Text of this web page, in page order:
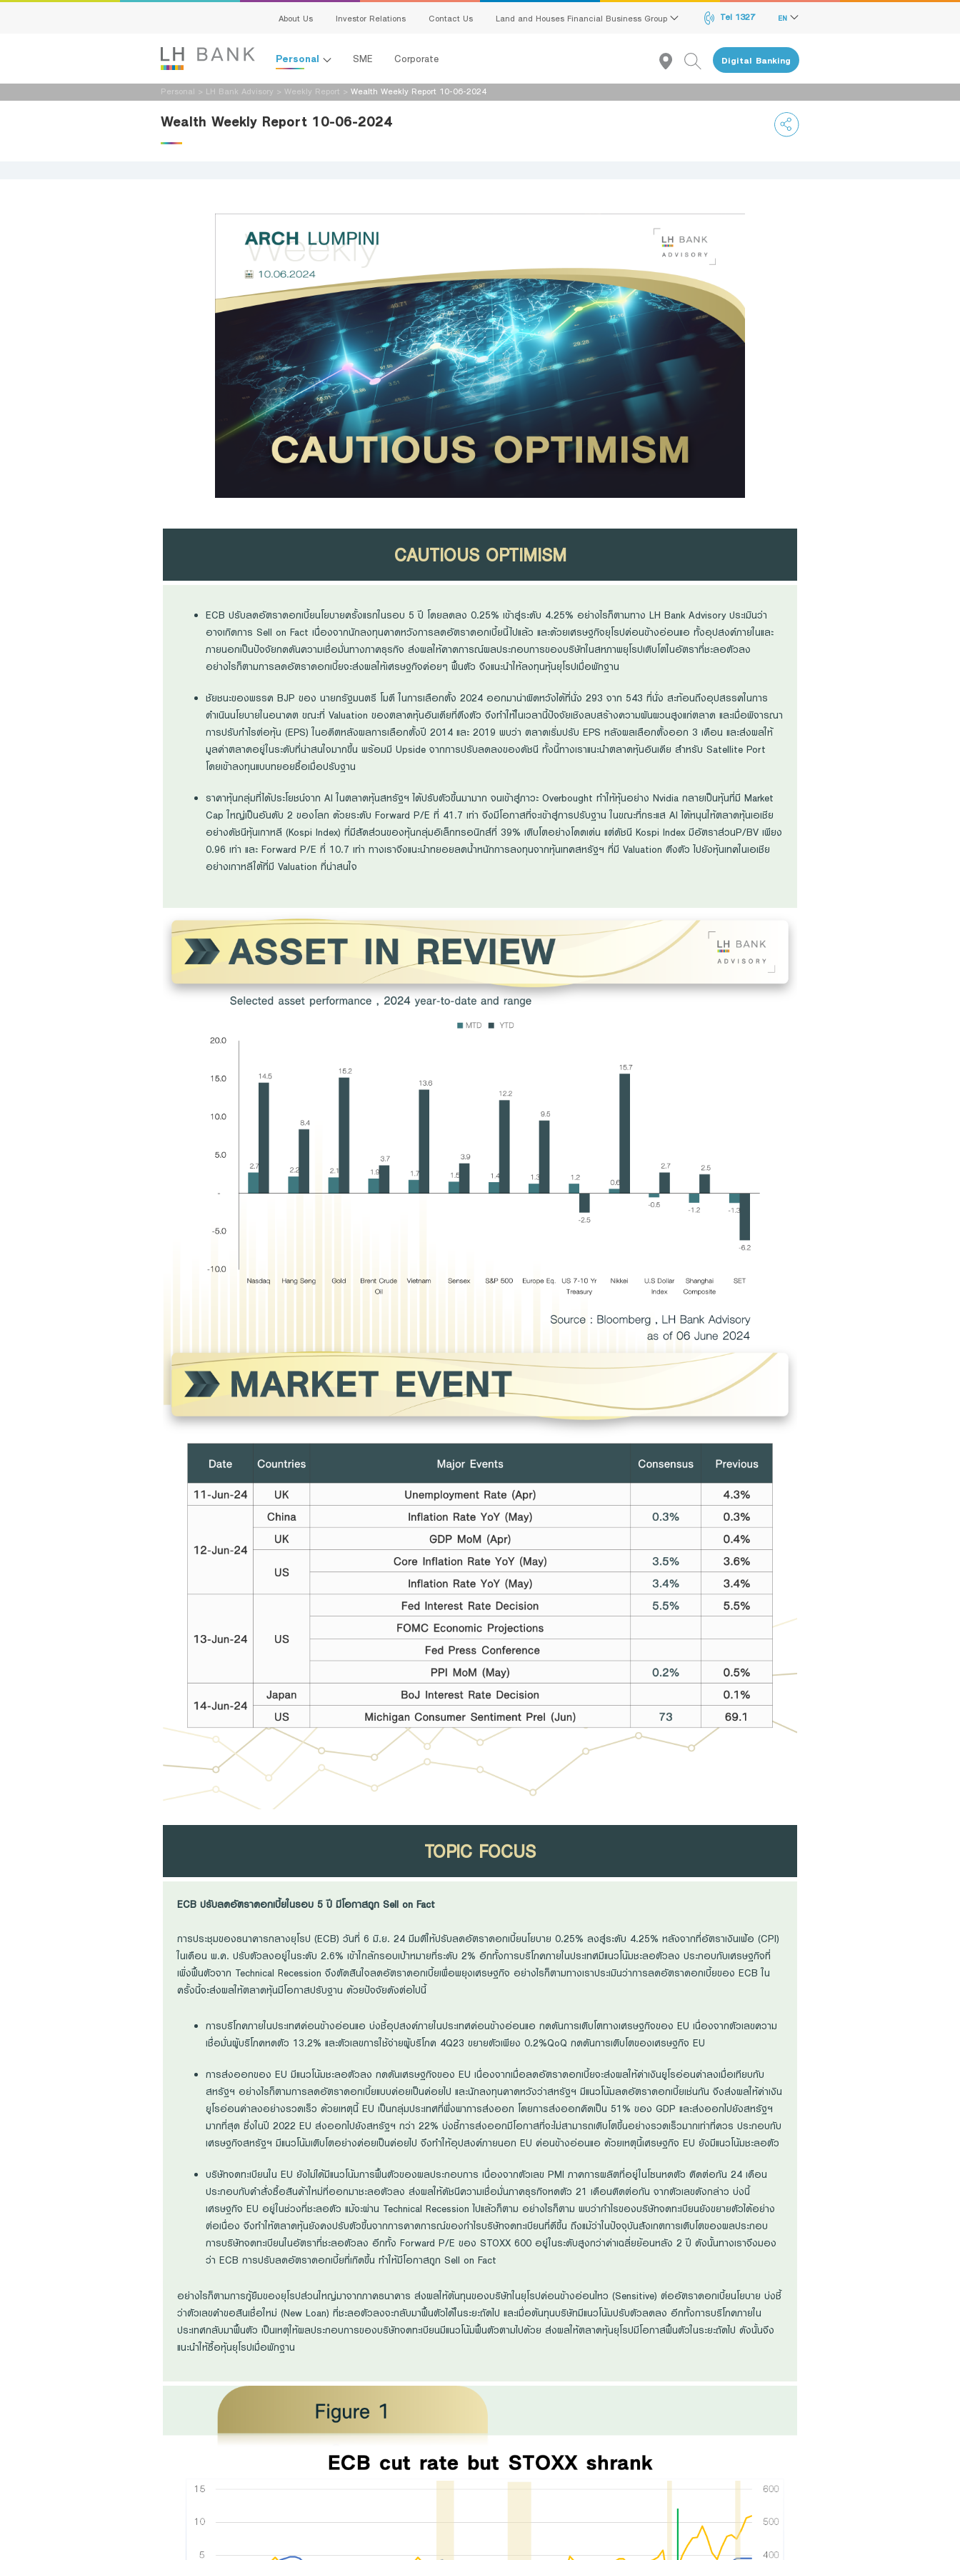
About Us Investor Relations Contact Us Land and Houses Financial Business Group Tel 1327 EN
Personal SME Corporate Digital Banking
Deposits
Services
Family Banking
Foreigners
Personal > LH Bank Advisory > Weekly Report > Wealth Weekly Report 10-06-2024
Wealth Weekly Report 10-06-2024
CAUTIOUS OPTIMISM
ECB ปรับลดอัตราดอกเบี้ยนโยบายครั้งแรกในรอบ 5 ปี โดยลดลง 0.25% เข้าสู่ระดับ 4.25% อย่างไรก็ตามทาง LH Bank Advisory ประเมินว่า
อาจเกิดการ Sell on Fact เนื่องจากนักลงทุนคาดหวังการลดอัตราดอกเบี้ยนี้ไปแล้ว และด้วยเศรษฐกิจยุโรปค่อนข้างอ่อนแอ ทั้งอุปสงค์ภายในและ
ภายนอกเป็นปัจจัยกดดันความเชื่อมั่นทางภาคธุรกิจ ส่งผลให้คาดการณ์ผลประกอบการของบริษัทในสหภาพยุโรปเติบโตในอัตราที่ชะลอตัวลง
อย่างไรก็ตามการลดอัตราดอกเบี้ยจะส่งผลให้เศรษฐกิจค่อยๆ ฟื้นตัว จึงแนะนำให้ลงทุนหุ้นยุโรปเมื่อพักฐาน
ชัยชนะของพรรค BJP ของ นายกรัฐมนตรี โมดี ในการเลือกตั้ง 2024 ออกมาน่าผิดหวังได้ที่นั่ง 293 จาก 543 ที่นั่ง สะท้อนถึงอุปสรรคในการ
ดำเนินนโยบายในอนาคต ขณะที่ Valuation ของตลาดหุ้นอินเดียที่ตึงตัว จึงทำให้ในเวลานี้ปัจจัยเชิงลบสร้างความผันผวนสูงแก่ตลาด และเมื่อพิจารณา
การปรับกำไรต่อหุ้น (EPS) ในอดีตหลังผลการเลือกตั้งปี 2014 และ 2019 พบว่า ตลาดเริ่มปรับ EPS หลังผลเลือกตั้งออก 3 เดือน และส่งผลให้
มูลค่าตลาดอยู่ในระดับที่น่าสนใจมากขึ้น พร้อมมี Upside จากการปรับลดลงของดัชนี ทั้งนี้ทางเราแนะนำตลาดหุ้นอินเดีย สำหรับ Satellite Port
โดยเข้าลงทุนแบบทยอยซื้อเมื่อปรับฐาน
ราคาหุ้นกลุ่มที่ได้ประโยชน์จาก AI ในตลาดหุ้นสหรัฐฯ ได้ปรับตัวขึ้นมามาก จนเข้าสู่ภาวะ Overbought ทำให้หุ้นอย่าง Nvidia กลายเป็นหุ้นที่มี Market
Cap ใหญ่เป็นอันดับ 2 ของโลก ด้วยระดับ Forward P/E ที่ 41.7 เท่า จึงมีโอกาสที่จะเข้าสู่การปรับฐาน ในขณะที่กระแส AI ได้หนุนให้ตลาดหุ้นเอเชีย
อย่างดัชนีหุ้นเกาหลี (Kospi Index) ที่มีสัดส่วนของหุ้นกลุ่มอิเล็กทรอนิกส์ที่ 39% เติบโตอย่างโดดเด่น แต่ดัชนี Kospi Index มีอัตราส่วนP/BV เพียง
0.96 เท่า และ Forward P/E ที่ 10.7 เท่า ทางเราจึงแนะนำทยอยลดน้ำหนักการลงทุนจากหุ้นเทคสหรัฐฯ ที่มี Valuation ตึงตัว ไปยังหุ้นเทคในเอเชีย
อย่างเกาหลีใต้ที่มี Valuation ที่น่าสนใจ
TOPIC FOCUS
ECB ปรับลดอัตราดอกเบี้ยในรอบ 5 ปี มีโอกาสถูก Sell on Fact
การประชุมของธนาคารกลางยุโรป (ECB) วันที่ 6 มิ.ย. 24 มีมติให้ปรับลดอัตราดอกเบี้ยนโยบาย 0.25% ลงสู่ระดับ 4.25% หลังจากที่อัตราเงินเฟ้อ (CPI)
ในเดือน พ.ค. ปรับตัวลงอยู่ในระดับ 2.6% เข้าใกล้กรอบเป้าหมายที่ระดับ 2% อีกทั้งการบริโภคภายในประเทศมีแนวโน้มชะลอตัวลง ประกอบกับเศรษฐกิจที่
เพิ่งฟื้นตัวจาก Technical Recession จึงตัดสินใจลดอัตราดอกเบี้ยเพื่อพยุงเศรษฐกิจ อย่างไรก็ตามทางเราประเมินว่าการลดอัตราดอกเบี้ยของ ECB ใน
ครั้งนี้จะส่งผลให้ตลาดหุ้นมีโอกาสปรับฐาน ด้วยปัจจัยดังต่อไปนี้
การบริโภคภายในประเทศค่อนข้างอ่อนแอ บ่งชี้อุปสงค์ภายในประเทศค่อนข้างอ่อนแอ กดดันการเติบโตทางเศรษฐกิจของ EU เนื่องจากตัวเลขความ
เชื่อมั่นผู้บริโภคหดตัว 13.2% และตัวเลขการใช้จ่ายผู้บริโภค 4Q23 ขยายตัวเพียง 0.2%QoQ กดดันการเติบโตของเศรษฐกิจ EU
การส่งออกของ EU มีแนวโน้มชะลอตัวลง กดดันเศรษฐกิจของ EU เนื่องจากเมื่อลดอัตราดอกเบี้ยจะส่งผลให้ค่าเงินยูโรอ่อนค่าลงเมื่อเทียบกับ
สหรัฐฯ อย่างไรก็ตามการลดอัตราดอกเบี้ยแบบค่อยเป็นค่อยไป และนักลงทุนคาดหวังว่าสหรัฐฯ มีแนวโน้มลดอัตราดอกเบี้ยเช่นกัน จึงส่งผลให้ค่าเงิน
ยูโรอ่อนค่าลงอย่างรวดเร็ว ด้วยเหตุนี้ EU เป็นกลุ่มประเทศที่พึ่งพาการส่งออก โดยการส่งออกคิดเป็น 51% ของ GDP และส่งออกไปยังสหรัฐฯ
มากที่สุด ซึ่งในปี 2022 EU ส่งออกไปยังสหรัฐฯ กว่า 22% บ่งชี้การส่งออกมีโอกาสที่จะไม่สามารถเติบโตขึ้นอย่างรวดเร็วมากเท่าที่ควร ประกอบกับ
เศรษฐกิจสหรัฐฯ มีแนวโน้มเติบโตอย่างค่อยเป็นค่อยไป จึงทำให้อุปสงค์ภายนอก EU ค่อนข้างอ่อนแอ ด้วยเหตุนี้เศรษฐกิจ EU ยังมีแนวโน้มชะลอตัว
บริษัทจดทะเบียนใน EU ยังไม่ได้มีแนวโน้มการฟื้นตัวของผลประกอบการ เนื่องจากตัวเลข PMI ภาคการผลิตที่อยู่ในโซนหดตัว ติดต่อกัน 24 เดือน
ประกอบกับคำสั่งซื้อสินค้าใหม่ที่ออกมาชะลอตัวลง ส่งผลให้ดัชนีความเชื่อมั่นภาคธุรกิจหดตัว 21 เดือนติดต่อกัน จากตัวเลขดังกล่าว บ่งนี้
เศรษฐกิจ EU อยู่ในช่วงที่ชะลอตัว แม้จะผ่าน Technical Recession ไปแล้วก็ตาม อย่างไรก็ตาม พบว่ากำไรของบริษัทจดทะเบียนยังขยายตัวได้อย่าง
ต่อเนื่อง จึงทำให้ตลาดหุ้นยังคงปรับตัวขึ้นจากการคาดการณ์ของกำไรบริษัทจดทะเบียนที่ดีขึ้น ถึงแม้ว่าในปัจจุบันสังเกตการเติบโตของผลประกอบ
การบริษัทจดทะเบียนในอัตราที่ชะลอตัวลง อีกทั้ง Forward P/E ของ STOXX 600 อยู่ในระดับสูงกว่าค่าเฉลี่ยย้อนหลัง 2 ปี ดังนั้นทางเราจึงมอง
ว่า ECB การปรับลดอัตราดอกเบี้ยที่เกิดขึ้น ทำให้มีโอกาสถูก Sell on Fact
อย่างไรก็ตามการกู้ยืมของยุโรปส่วนใหญ่มาจากภาคธนาคาร ส่งผลให้ต้นทุนของบริษัทในยุโรปค่อนข้างอ่อนไหว (Sensitive) ต่ออัตราดอกเบี้ยนโยบาย บ่งชี้
ว่าตัวเลขคำขอสินเชื่อใหม่ (New Loan) ที่ชะลอตัวลงจะกลับมาฟื้นตัวได้ในระยะถัดไป และเมื่อต้นทุนบริษัทมีแนวโน้มปรับตัวลดลง อีกทั้งการบริโภคภายใน
ประเทศกลับมาฟื้นตัว เป็นเหตุให้ผลประกอบการของบริษัทจดทะเบียนมีแนวโน้มฟื้นตัวตามไปด้วย ส่งผลให้ตลาดหุ้นยุโรปมีโอกาสฟื้นตัวในระยะถัดไป ดังนั้นจึง
แนะนำให้ซื้อหุ้นยุโรปเมื่อพักฐาน